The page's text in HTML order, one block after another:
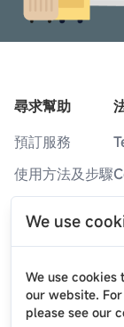
We use
We use cookies
our website.
please see our
尋求幫助
預訂服務
使用方法及步驟
最新消息